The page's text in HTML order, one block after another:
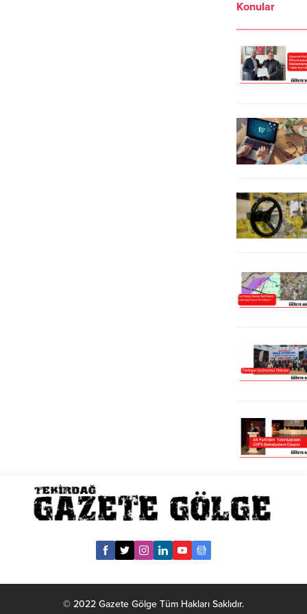
kaydetti. Gezi Davası kapsamında
Altınay, Can Atalay, Mücella Yapıcı,
Mine Özerden ve Çiğdem Mater 1
yıldır cezaevinde, Osman Kavala
Konular
© 2022 Gazete Gölge Tüm Hakları Saklıdır.